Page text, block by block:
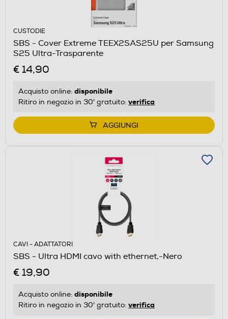
CUSTODIE
SBS - Cover Extreme TEEX2SAS25U per Samsung
S25 Ultra-Trasparente
€ 14,90
Acquisto online: disponibile
Ritiro in negozio in 30' gratuito: verifica
AGGIUNGI
CAVI - ADATTATORI
SBS - Ultra HDMI cavo with ethernet,-Nero
€ 19,90
Acquisto online: disponibile
Ritiro in negozio in 30' gratuito: verifica